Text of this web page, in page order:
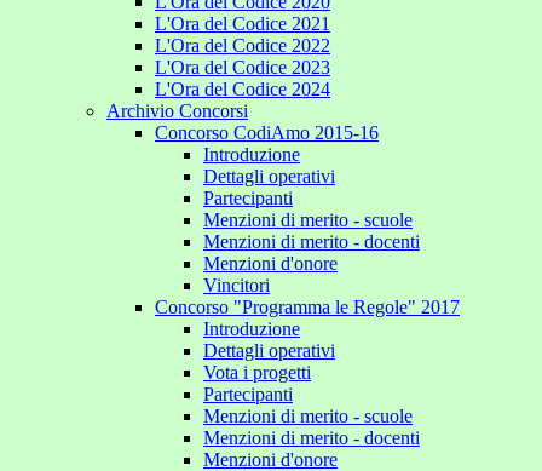
L'Ora del Codice 2021
L'Ora del Codice 2022
L'Ora del Codice 2023
L'Ora del Codice 2024
Archivio Concorsi
Concorso CodiAmo 2015-16
Introduzione
Dettagli operativi
Partecipanti
Menzioni di merito - scuole
Menzioni di merito - docenti
Menzioni d'onore
Vincitori
Concorso "Programma le Regole" 2017
Introduzione
Dettagli operativi
Vota i progetti
Partecipanti
Menzioni di merito - scuole
Menzioni di merito - docenti
Menzioni d'onore